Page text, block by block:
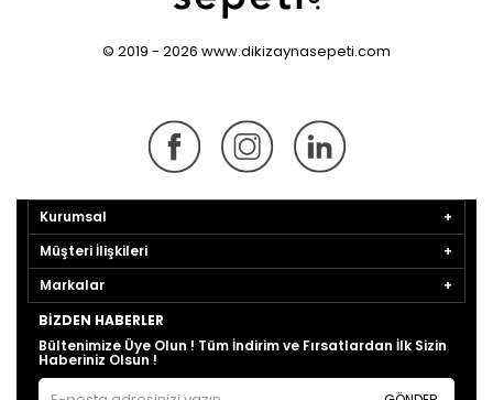
© 2019 - 2026 www.dikizaynasepeti.com
Kurumsal
Müşteri İlişkileri
Markalar
BIZDEN HABERLER
Bültenimize Üye Olun ! Tüm İndirim ve Fırsatlardan İlk Sizin
Haberiniz Olsun !